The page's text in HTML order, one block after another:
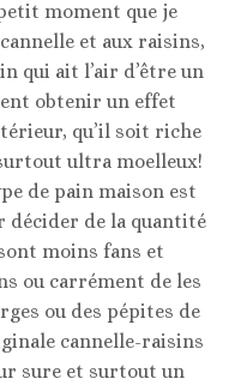
CANNELLE
RAISINS
//
CINNAMON
RAISIN
BREAD
moment que je
et aux raisins,
qui ait l’air d’être un
obtenir un effet
qu’il soit riche
ultra moelleux!
de pain maison est
décider de la quantité
moins fans et
ou carrément de les
ou des pépites de
cannelle-raisins
sure et surtout un